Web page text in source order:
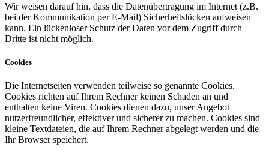
Wir weisen darauf hin, dass die Datenübertragung im Internet (z.B.
bei der Kommunikation per E-Mail) Sicherheitslücken aufweisen
kann. Ein lückenloser Schutz der Daten vor dem Zugriff durch
Dritte ist nicht möglich.
Cookies
Die Internetseiten verwenden teilweise so genannte Cookies.
Cookies richten auf Ihrem Rechner keinen Schaden an und
enthalten keine Viren. Cookies dienen dazu, unser Angebot
nutzerfreundlicher, effektiver und sicherer zu machen. Cookies sind
kleine Textdateien, die auf Ihrem Rechner abgelegt werden und die
Ihr Browser speichert.